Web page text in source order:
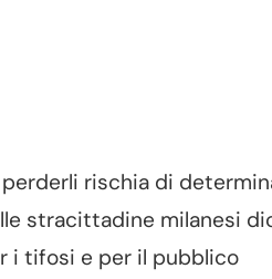
rischia di
stracittadine milanesi
i tifosi e per il pubblico